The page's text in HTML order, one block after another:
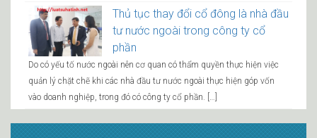
Thủ tục thay đổi cổ đông là nhà đầu
tư nước ngoài trong công ty cổ
phần
Do có yếu tố nước ngoài nên cơ quan có thẩm quyền thực hiện việc
quản lý chặt chẽ khi các nhà đầu tư nước ngoài thực hiện góp vốn
vào doanh nghiệp, trong đó có công ty cổ phần. […]